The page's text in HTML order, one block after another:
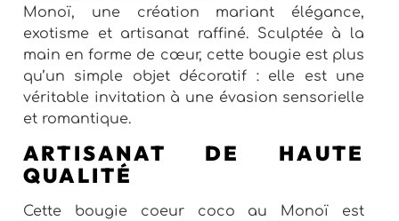
Monoï, une création mariant élégance,
exotisme et artisanat raffiné. Sculptée à la
main en forme de cœur, cette bougie est plus
qu’un simple objet décoratif : elle est une
véritable invitation à une évasion sensorielle
et romantique.
ARTISANAT DE HAUTE
QUALITÉ
Cette bougie coeur coco au Monoï est